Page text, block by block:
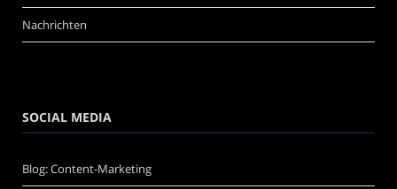
Nachrichten
SOCIAL MEDIA
Blog: Content-Marketing